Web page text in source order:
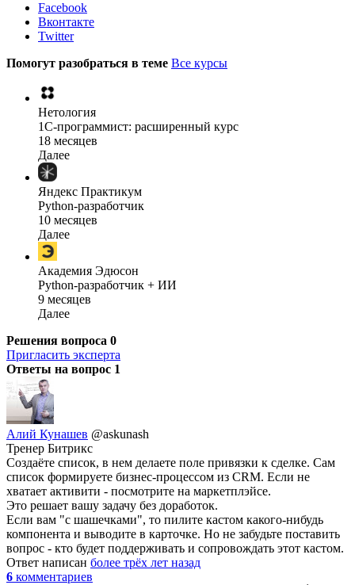
Facebook
Вконтакте
Twitter
Помогут разобраться в теме Все курсы
Нетология
1C-программист: расширенный курс
18 месяцев
Далее
Яндекс Практикум
Python-разработчик
10 месяцев
Далее
Академия Эдюсон
Python-разработчик + ИИ
9 месяцев
Далее
Решения вопроса 0
Пригласить эксперта
Ответы на вопрос 1
Алий Кунашев @askunash
Тренер Битрикс
Создаёте список, в нем делаете поле привязки к сделке. Сам
список формируете бизнес-процессом из CRM. Если не
хватает активити - посмотрите на маркетплэйсе.
Это решает вашу задачу без доработок.
Если вам "с шашечками", то пилите кастом какого-нибудь
компонента и выводите в карточке. Но не забудьте поставить
вопрос - кто будет поддерживать и сопровождать этот кастом.
Ответ написан более трёх лет назад
6 комментариев